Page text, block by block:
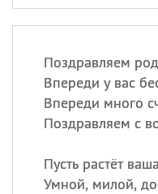
Поздравляем
Впереди у вас
Впереди много
Поздравляем с
Пусть растёт
Умной, милой,